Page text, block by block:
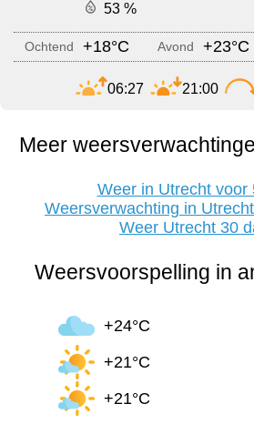
53 %
Ochtend +18°C Avond +23°C
06:27 21:00
Meer
Weer in Utrecht voor
Weersverwachting in
Weer Utrecht 30
Weersvoorspelling in
+24°C
+21°C
+21°C